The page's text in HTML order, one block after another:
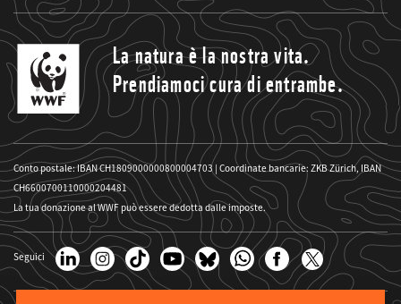
La natura è la nostra vita.
Prendiamoci cura di entrambe.
Conto postale: IBAN CH1809000000800004703 | Coordinate bancarie: ZKB Zürich, IBAN
CH6600700110000204481
La tua donazione al WWF può essere dedotta dalle imposte.
Seguici